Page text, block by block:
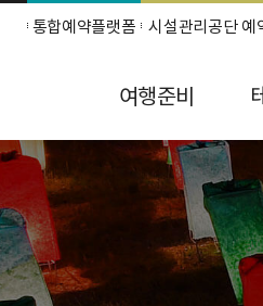
통합예약플랫폼 시설관리공단 예
여행준비